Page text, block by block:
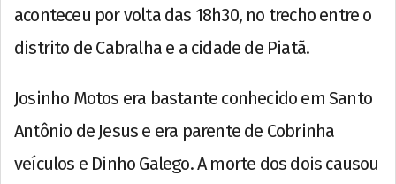
aconteceu por volta das 18h30, no trecho entre o
distrito de Cabralha e a cidade de Piatã.
Josinho Motos era bastante conhecido em Santo
Antônio de Jesus e era parente de Cobrinha
veículos e Dinho Galego. A morte dos dois causou